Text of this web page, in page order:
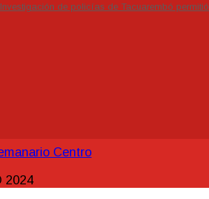
Investigación de policías de Tacuarembó